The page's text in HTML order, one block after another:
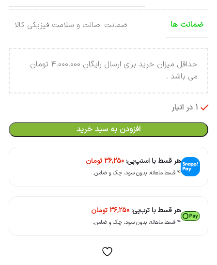
ضمانت ها ضمانت اصالت و سلامت فیزیکی کالا
حداقل میزان خرید برای ارسال رایگان 4.000.000 تومان
می باشد .
1 در انبار
افزودن به سبد خرید
هر قسط با اسنپ‌پی: 36,250تومان
۴ قسط ماهانه. بدون سود، چک و ضامن.
هر قسط با ترب‌پی: 36,250تومان
۴ قسط ماهانه. بدون سود، چک و ضامن.